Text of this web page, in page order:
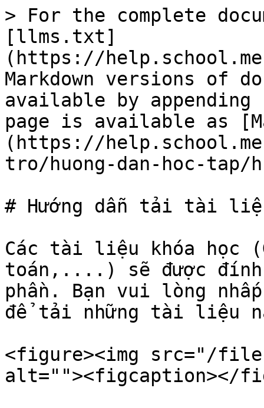
> For the complete
[llms.txt]
(https://
Markdown versions of
available by
page is available as
(https://
tro/huong-dan-hoc-
# Hướng dẫn tải tài
Các tài liệu khóa học
toán,....) sẽ được đính
phần. Bạn vui lòng
để tải những tài liệu
<figure><img src="/files/